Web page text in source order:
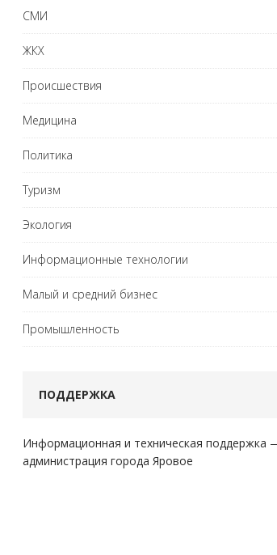
СМИ
ЖКХ
Происшествия
Медицина
Политика
Туризм
Экология
Информационные технологии
Малый и средний бизнес
Промышленность
ПОДДЕРЖКА
Информационная и техническая поддержка
администрация города Яровое